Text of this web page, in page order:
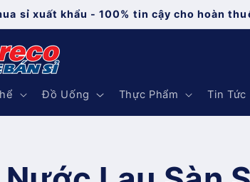
sỉ xuất khẩu - 100% tin cậy cho hoàn
Đồ Uống Thực Phẩm Tin Tức